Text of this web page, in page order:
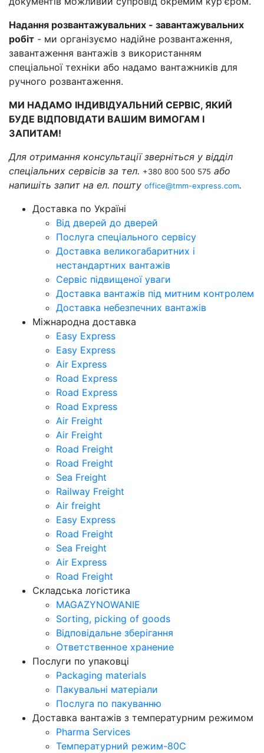
Надання розвантажувальних - завантажувальних
робіт - ми організуємо надійне розвантаження,
завантаження вантажів з використанням
спеціальної техніки або надамо вантажників для
ручного розвантаження.
МИ НАДАМО ІНДИВІДУАЛЬНИЙ СЕРВІС, ЯКИЙ
БУДЕ ВІДПОВІДАТИ ВАШИМ ВИМОГАМ І
ЗАПИТАМ!
Для отримання консультації зверніться у відділ
спеціальних сервісів за тел. +380 800 500 575 або
напишіть запит на ел. пошту office@tmm-express.com.
Доставка по Україні
Від дверей до дверей
Послуга спеціального сервісу
Доставка великогабаритних і
нестандартних вантажів
Сервіс підвищеної уваги
Доставка вантажів під митним контролем
Доставка небезпечних вантажів
Міжнародна доставка
Easy Express
Easy Express
Air Express
Road Express
Road Express
Road Express
Air Freight
Air Freight
Road Freight
Road Freight
Sea Freight
Railway Freight
Air freight
Easy Express
Road Freight
Sea Freight
Air Express
Road Freight
Складська логістика
MAGAZYNOWANIE
Sorting, picking of goods
Відповідальне зберігання
Ответственное хранение
Послуги по упаковці
Packaging materials
Пакувальнi матерiали
Послуга по пакуванню
Доставка вантажів з температурним режимом
Pharma Services
Температурний режим-80С